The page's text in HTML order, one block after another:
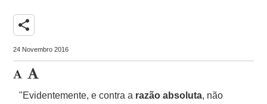
share
24 Novembro 2016
"Evidentemente, e contra a razão absoluta, não